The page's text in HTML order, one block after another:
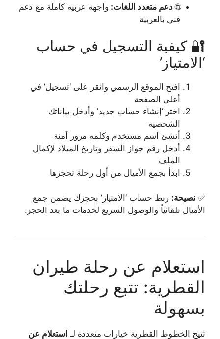
🌐دعم متعدد اللغات: واجهة عربية كاملة مع دعم
فني بالعربية
🔐 كيفية التسجيل في حساب
‘الامتياز’
افتح الموقع الرسمي وانقر على ‘تسجيل’ في
أعلى الصفحة
اختر ‘إنشاء حساب جديد’ وأدخل بياناتك
الشخصية
أنشئ اسم مستخدم وكلمة مرور آمنة
أدخل رقم جواز السفر وتاريخ الميلاد لإكمال
الملف
ابدأ بجمع الأميال من أول رحلة تحجزها
✅ نصيحة: ربط حساب ‘الامتياز’ بحجزك يضمن جمع
الأميال تلقائياً والوصول السريع لخدمات ما بعد الحجز.
استعلام عن رحلة طيران
القطرية: تتبع رحلتك
بسهولة
تتيح الخطوط القطرية خيارات متعددة لـ استعلام عن